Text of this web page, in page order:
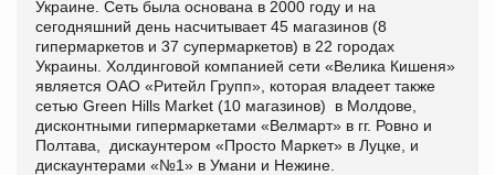
Украине. Сеть была основана в 2000 году и на
сегодняшний день насчитывает 45 магазинов (8
гипермаркетов и 37 супермаркетов) в 22 городах
Украины. Холдинговой компанией сети «Велика Кишеня»
является ОАО «Ритейл Групп», которая владеет также
сетью Green Hills Market (10 магазинов) в Молдове,
дисконтными гипермаркетами «Велмарт» в гг. Ровно и
Полтава, дискаунтером «Просто Маркет» в Луцке, и
дискаунтерами «№1» в Умани и Нежине.